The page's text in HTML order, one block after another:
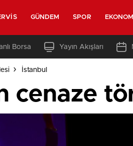
GÜNDEM SPOR EKONOMI
Borsa Yayın Akışları
İstanbul
cenaze